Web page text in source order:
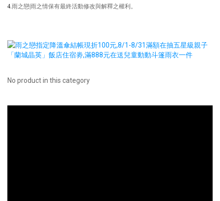
4. 雨之戀|雨之情保有最終活動修改與解釋之權利 。
No product in this category